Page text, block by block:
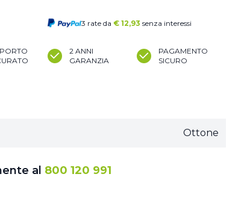
3 rate da € 12,93 senza interessi
2 ANNI
GARANZIA
PAGAMENTO
SICURO
Ottone
al 800 120 991